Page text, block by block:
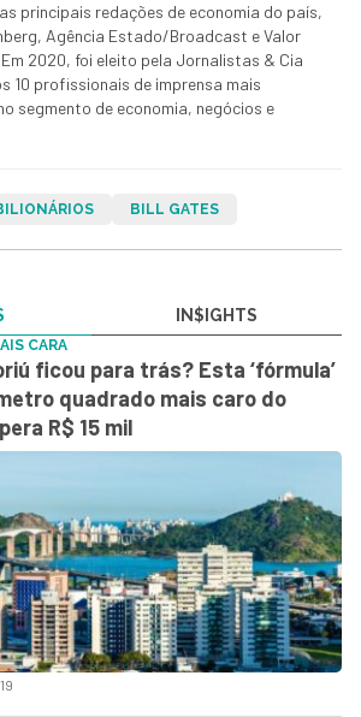
principais redações de economia do país,
Agência Estado/Broadcast e Valor
2020, foi eleito pela Jornalistas & Cia
10 profissionais de imprensa mais
segmento de economia, negócios e
BILL GATES
IN$IGHTS
CARA
ficou para trás? Esta ‘fórmula’
quadrado mais caro do
R$ 15 mil